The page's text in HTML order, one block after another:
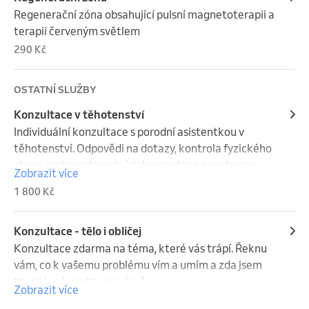
Regenerační zóna obsahující pulsní magnetoterapii a
terapii červeným světlem
290 Kč
OSTATNÍ SLUŽBY
Konzultace v těhotenství
Individuální konzultace s porodní asistentkou v
těhotenství. Odpovědi na dotazy, kontrola fyzického
stavu, rozbor zdravotní dokumentace a podpora v
přípravě na porod.
Zobrazit více
1 800 Kč
Konzultace - tělo i obličej
Konzultace zdarma na téma, které vás trápí. Řeknu
vám, co k vašemu problému vím a umím a zda jsem
ta správná osoba pro vás. :)
Zobrazit více